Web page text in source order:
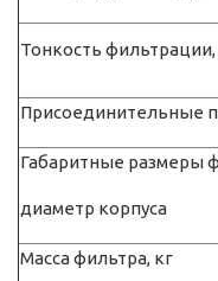
Тонкость
Присоединительные
Габаритные размеры
диаметр корпуса
Масса фильтра, кг